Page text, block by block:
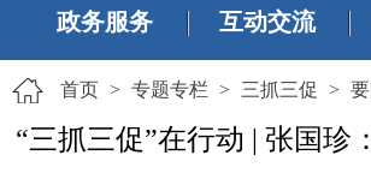
政务服务 互动交流
首页 > 专题专栏 > 三抓三促 >
“三抓三促”在行动 | 张国珍